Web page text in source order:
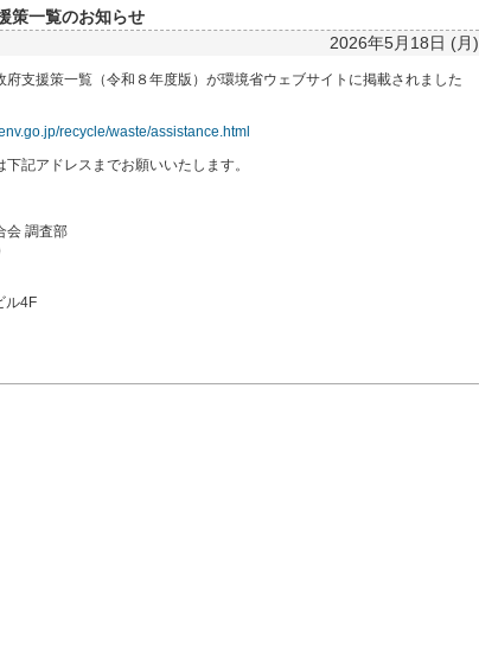
策一覧のお知らせ
2026年5月18日 (月)
支援策一覧（令和８年度版）が環境省ウェブサイトに掲載されました
recycle/waste/assistance.html
記アドレスまでお願いいたします。
会 調査部
ル4F